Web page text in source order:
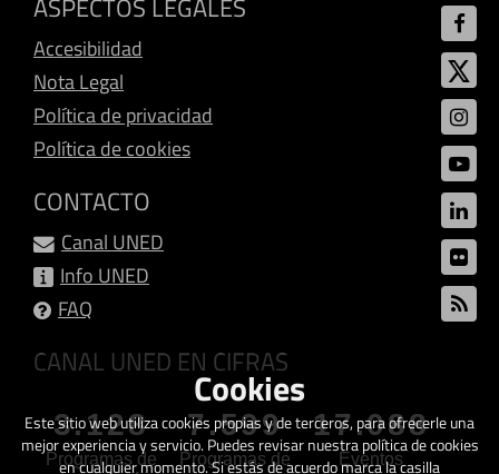
ASPECTOS LEGALES
Accesibilidad
Nota Legal
Política de privacidad
Política de cookies
CONTACTO
Canal UNED
Info UNED
FAQ
CANAL UNED EN CIFRAS
3.128
Programas de
7.599
Programas de
17.088
Eventos
Cookies
Este sitio web utiliza cookies propias y de terceros, para ofrecerle una
mejor experiencia y servicio. Puedes revisar nuestra política de cookies
en cualquier momento. Si estás de acuerdo marca la casilla